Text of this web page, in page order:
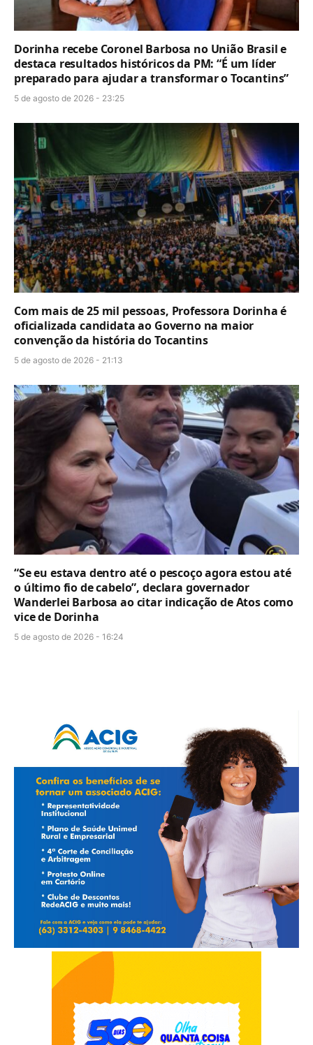
Dorinha recebe Coronel Barbosa no União Brasil e
destaca resultados históricos da PM: “É um líder
preparado para ajudar a transformar o Tocantins”
5 de agosto de 2026 - 23:25
Com mais de 25 mil pessoas, Professora Dorinha é
oficializada candidata ao Governo na maior
convenção da história do Tocantins
5 de agosto de 2026 - 21:13
“Se eu estava dentro até o pescoço agora estou até
o último fio de cabelo”, declara governador
Wanderlei Barbosa ao citar indicação de Atos como
vice de Dorinha
5 de agosto de 2026 - 16:24